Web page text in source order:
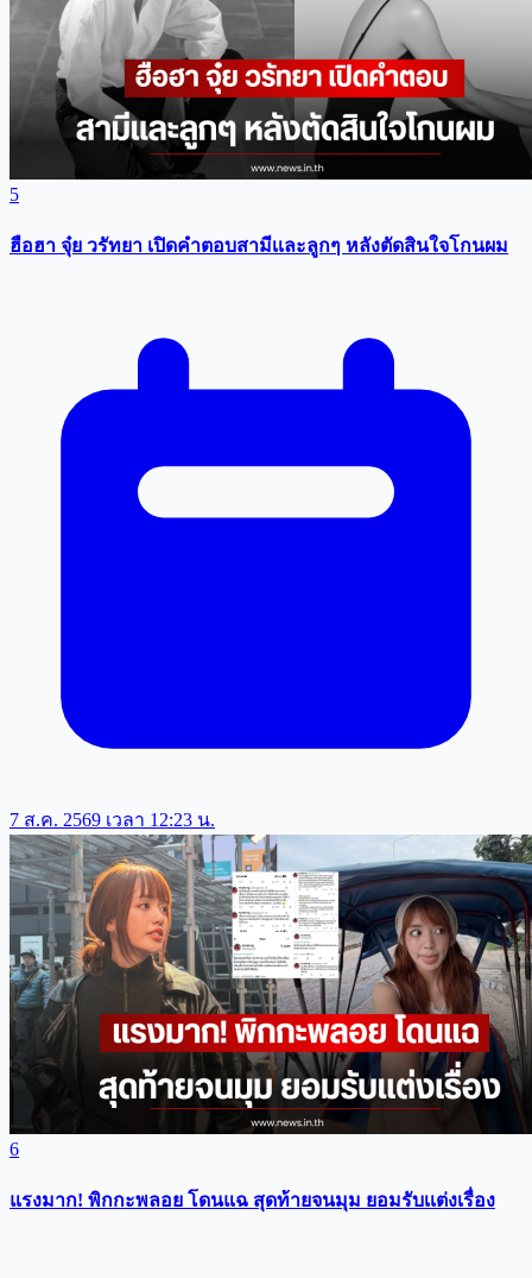
5
ฮือฮา จุ๋ย วรัทยา เปิดคำตอบสามีเเละลูกๆ หลังตัดสินใจโกนผม
7 ส.ค. 2569 เวลา 12:23 น.
6
แรงมาก! พิกกะพลอย โดนแฉ สุดท้ายจนมุม ยอมรับเเต่งเรื่อง